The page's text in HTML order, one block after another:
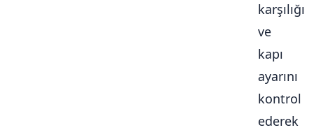
karşılığı
ve
kapı
ayarını
kontrol
ederek